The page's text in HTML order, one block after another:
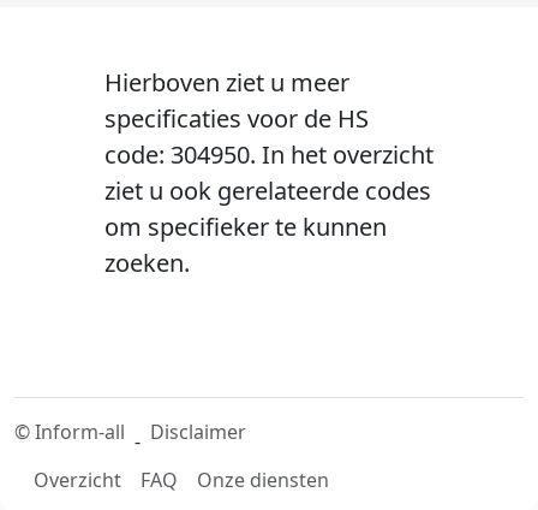
Hierboven ziet u meer
specificaties voor de HS
code: 304950. In het overzicht
ziet u ook gerelateerde codes
om specifieker te kunnen
zoeken.
©Inform-all - Disclaimer
Overzicht
FAQ Onze diensten